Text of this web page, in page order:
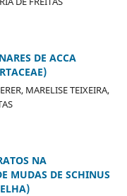
DE ACCA
MARELISE TEIXEIRA,
NA
MUDAS DE SCHINUS